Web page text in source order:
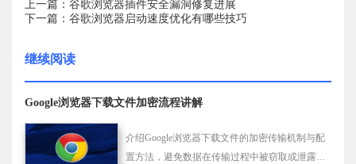
上一篇：谷歌浏览器插件安全漏洞修复进展
下一篇：谷歌浏览器启动速度优化有哪些技巧
继续阅读
Google浏览器下载文件加密流程讲解
介绍Google浏览器下载文件的加密传输机制与配
置方法，避免数据在传输过程中被窃取或泄露，